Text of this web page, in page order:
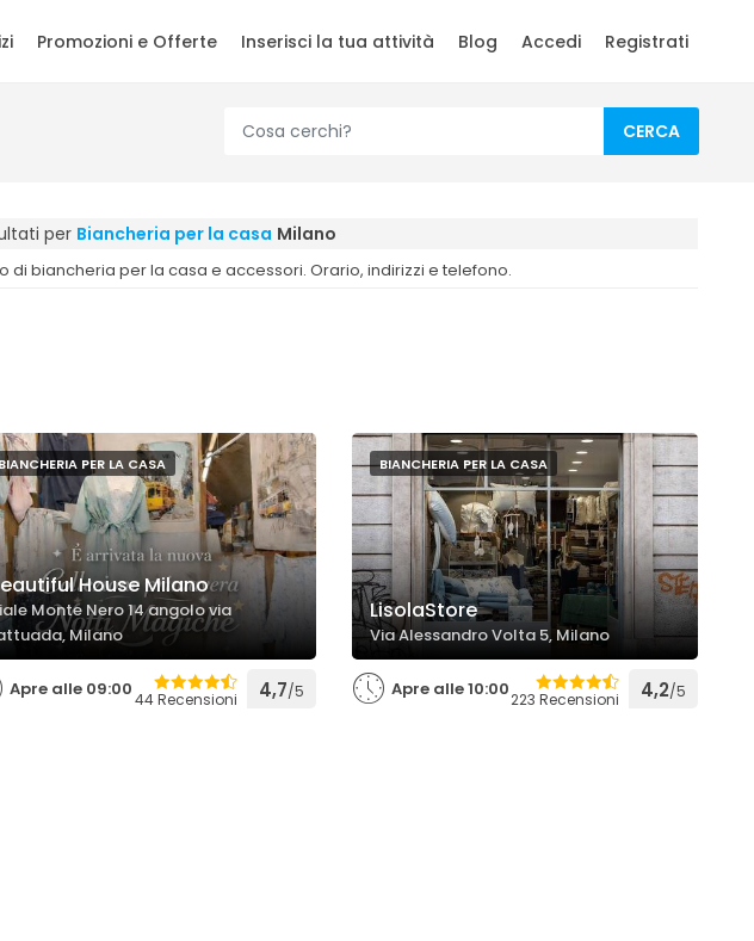
Promozioni e Offerte Inserisci la tua attività Blog Accedi Registrati
CERCA
per Biancheria per la casa Milano
di biancheria per la casa e accessori. Orario, indirizzi e telefono.
BIANCHERIA PER LA CASA
House Milano
Monte Nero 14 angolo via
Milano
Apre alle 09:0044 Recensioni 4,7/5
BIANCHERIA PER LA CASA
LisolaStore
Via Alessandro Volta 5, Milano
Apre alle 10:00223 Recensioni 4,2/5